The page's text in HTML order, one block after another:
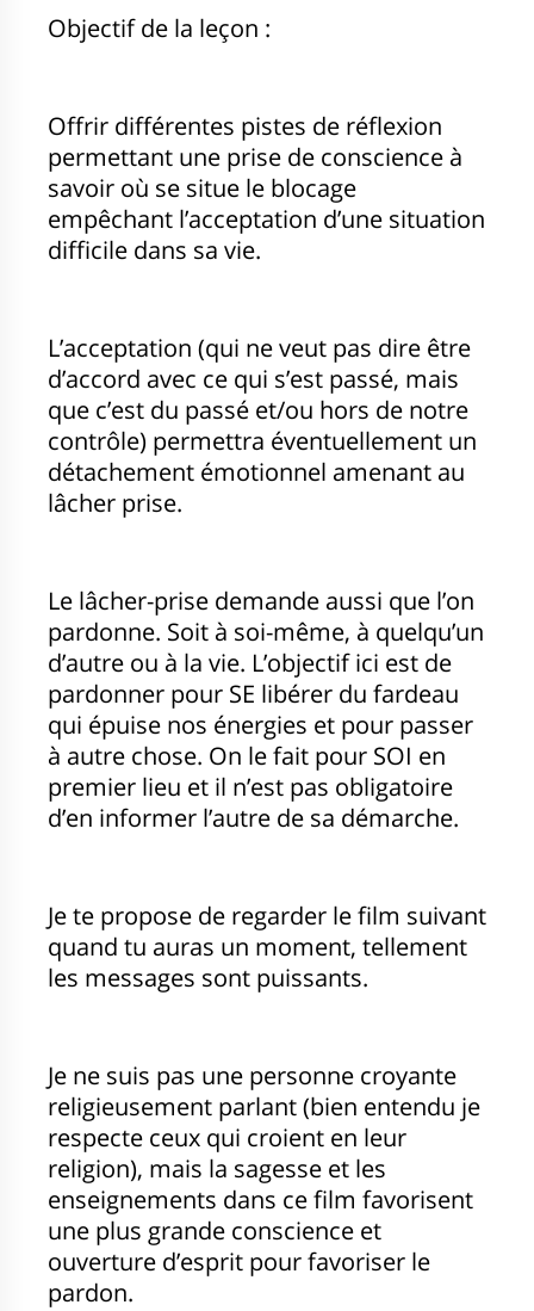
Objectif de la leçon :
Offrir différentes pistes de réflexion
permettant une prise de conscience à
savoir où se situe le blocage
empêchant l’acceptation d’une situation
difficile dans sa vie.
L’acceptation (qui ne veut pas dire être
d’accord avec ce qui s’est passé, mais
que c’est du passé et/ou hors de notre
contrôle) permettra éventuellement un
détachement émotionnel amenant au
lâcher prise.
Le lâcher-prise demande aussi que l’on
pardonne. Soit à soi-même, à quelqu’un
d’autre ou à la vie. L’objectif ici est de
pardonner pour SE libérer du fardeau
qui épuise nos énergies et pour passer
à autre chose. On le fait pour SOI en
premier lieu et il n’est pas obligatoire
d’en informer l’autre de sa démarche.
Je te propose de regarder le film suivant
quand tu auras un moment, tellement
les messages sont puissants.
Je ne suis pas une personne croyante
religieusement parlant (bien entendu je
respecte ceux qui croient en leur
religion), mais la sagesse et les
enseignements dans ce film favorisent
une plus grande conscience et
ouverture d’esprit pour favoriser le
pardon.